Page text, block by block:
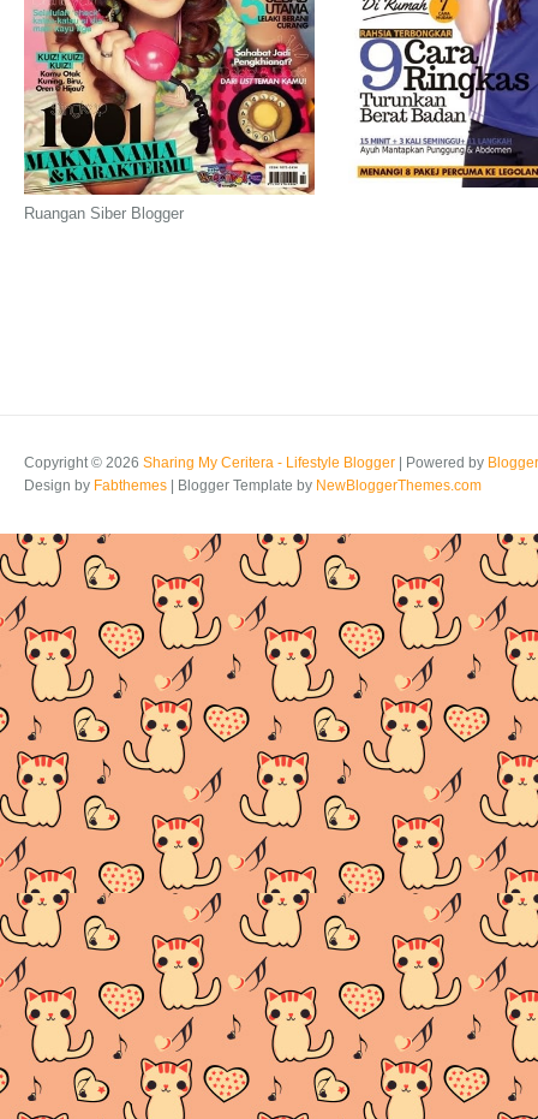
Ruangan Siber Blogger
Copyright © 2026 Sharing My Ceritera - Lifestyle Blogger | Powered by Blogger
Design by Fabthemes | Blogger Template by NewBloggerThemes.com